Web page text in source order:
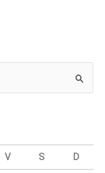
V S D